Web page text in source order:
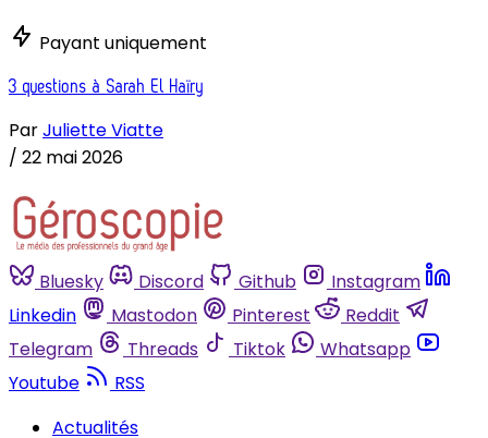
Payant uniquement
3 questions à Sarah El Haïry
ParJuliette Viatte
/ 22 mai 2026
Bluesky Discord Github
Instagram
Linkedin
Mastodon Pinterest
Reddit
Telegram
Threads Tiktok
Whatsapp
Youtube
RSS
Actualités